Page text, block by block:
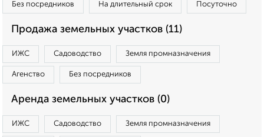
Без посредников На длительный срок Посуточно
Продажа земельных участков (11)
ИЖС Садоводство Земля промназначения
Агенство Без посредников
Аренда земельных участков (0)
ИЖС Садоводство Земля промназначения